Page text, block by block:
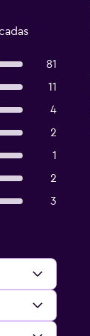
81
11
4
2
1
2
3